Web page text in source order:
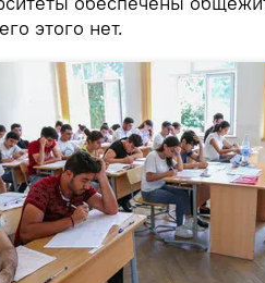
этого нет.